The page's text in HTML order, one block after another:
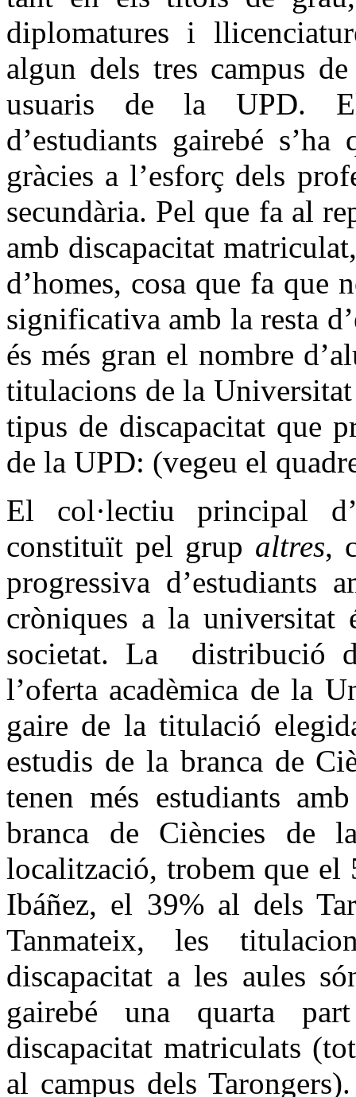
diplomatures i
algun dels tres campus
usuaris de la UPD. El
d’estudiants gairebé
gràcies a l’esforç dels
secundària. Pel que fa al
amb discapacitat
d’homes, cosa que fa que
significativa amb la resta
és més gran el nombre
titulacions de la
tipus de discapacitat que
de la UPD: (vegeu el
El col·lectiu principal
constituït pel grup altres,
progressiva d’estudiants
cròniques a la universitat
societat. La distribució
l’oferta acadèmica de la
gaire de la titulació
estudis de la branca de
tenen més estudiants
branca de Ciències de
localització, trobem que el
Ibáñez, el 39% al dels
Tanmateix, les
discapacitat a les aules
gairebé una quarta
discapacitat matriculats
al campus dels